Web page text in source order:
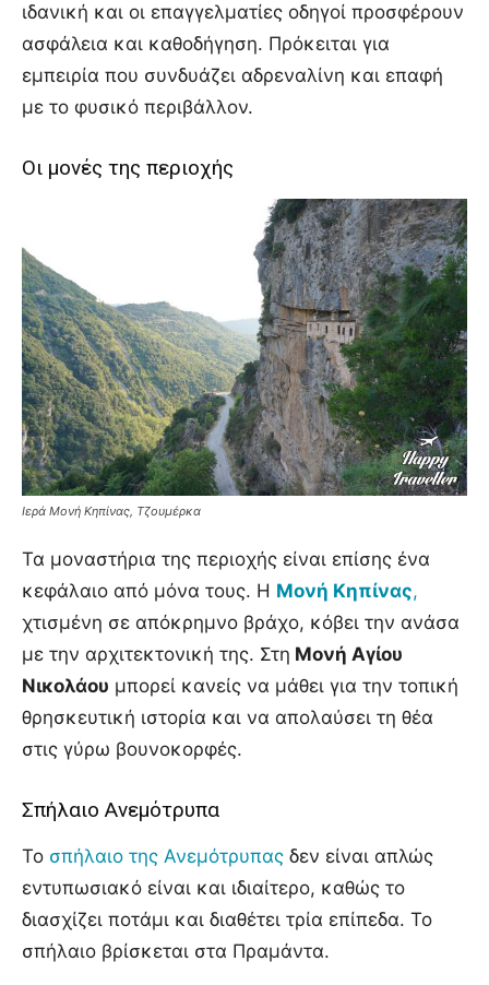
ιδανική και οι επαγγελματίες οδηγοί προσφέρουν
ασφάλεια και καθοδήγηση. Πρόκειται για
εμπειρία που συνδυάζει αδρεναλίνη και επαφή
με το φυσικό περιβάλλον.
Οι μονές της περιοχής
Ιερά Μονή Κηπίνας, Τζουμέρκα
Τα μοναστήρια της περιοχής είναι επίσης ένα
κεφάλαιο από μόνα τους. Η Μονή Κηπίνας,
χτισμένη σε απόκρημνο βράχο, κόβει την ανάσα
με την αρχιτεκτονική της. Στη Μονή Αγίου
Νικολάου μπορεί κανείς να μάθει για την τοπική
θρησκευτική ιστορία και να απολαύσει τη θέα
στις γύρω βουνοκορφές.
Σπήλαιο Ανεμότρυπα
Το σπήλαιο της Ανεμότρυπας δεν είναι απλώς
εντυπωσιακό είναι και ιδιαίτερο, καθώς το
διασχίζει ποτάμι και διαθέτει τρία επίπεδα. Το
σπήλαιο βρίσκεται στα Πραμάντα.